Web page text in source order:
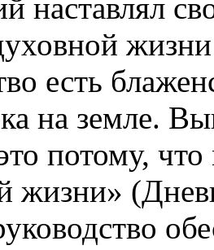
наставлял
есть
на земле.
потому,
жизни»